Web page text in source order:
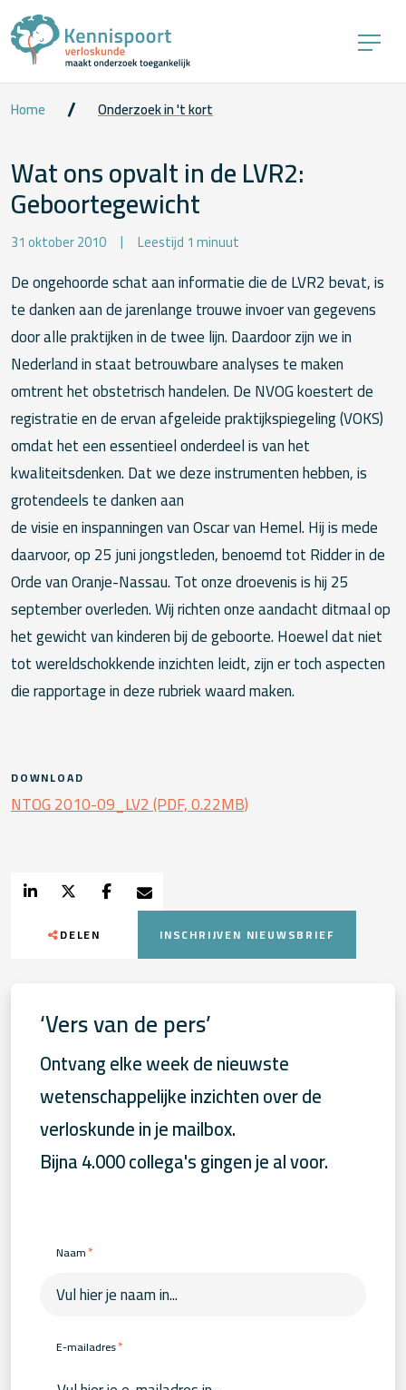
Home Onderzoek in 't kort
Wat ons opvalt in de LVR2:
Geboortegewicht
31 oktober 2010 Leestijd 1 minuut
De ongehoorde schat aan informatie die de LVR2 bevat, is
te danken aan de jarenlange trouwe invoer van gegevens
door alle praktijken in de twee lijn. Daardoor zijn we in
Nederland in staat betrouwbare analyses te maken
omtrent het obstetrisch handelen. De NVOG koestert de
registratie en de ervan afgeleide praktijkspiegeling (VOKS)
omdat het een essentieel onderdeel is van het
kwaliteitsdenken. Dat we deze instrumenten hebben, is
grotendeels te danken aan
de visie en inspanningen van Oscar van Hemel. Hij is mede
daarvoor, op 25 juni jongstleden, benoemd tot Ridder in de
Orde van Oranje-Nassau. Tot onze droevenis is hij 25
september overleden. Wij richten onze aandacht ditmaal op
het gewicht van kinderen bij de geboorte. Hoewel dat niet
tot wereldschokkende inzichten leidt, zijn er toch aspecten
die rapportage in deze rubriek waard maken.
DOWNLOAD
NTOG 2010-09_LV2 (PDF, 0.22MB)
DELEN INSCHRIJVEN NIEUWSBRIEF
‘Vers van de pers’
Ontvang elke week de nieuwste
wetenschappelijke inzichten over de
verloskunde in je mailbox.
Bijna 4.000 collega's gingen je al voor.
Naam*
E-mailadres*